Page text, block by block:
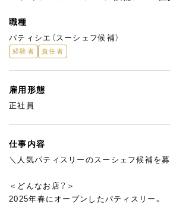
職種
パティシエ（スーシェフ候補）
経験者 責任者
雇用形態
正社員
仕事内容
＼人気パティスリーのスーシェフ候補を
＜どんなお店？＞
2025年春にオープンしたパティスリー。